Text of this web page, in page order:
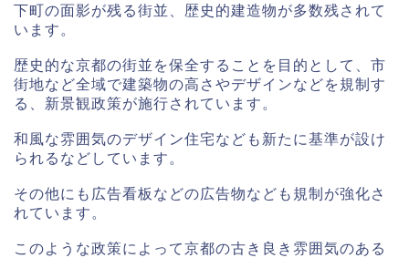
下町の面影が残る街並、歴史的建造物が多数残されて
います。
歴史的な京都の街並を保全することを目的として、市
街地など全域で建築物の高さやデザインなどを規制す
る、新景観政策が施行されています。
和風な雰囲気のデザイン住宅なども新たに基準が設け
られるなどしています。
その他にも広告看板などの広告物なども規制が強化さ
れています。
このような政策によって京都の古き良き雰囲気のある